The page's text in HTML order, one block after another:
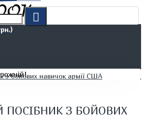
з бойових навичок армії США
ПОСІБНИК З БОЙОВИХ